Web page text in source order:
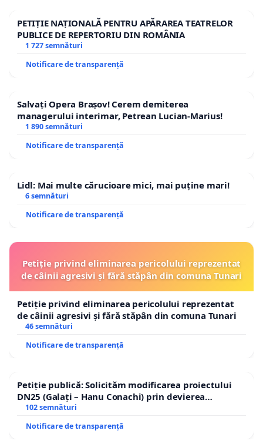
PETIȚIE NAȚIONALĂ PENTRU APĂRAREA TEATRELOR
PUBLICE DE REPERTORIU DIN ROMÂNIA
1 727 semnături
Notificare de transparență
Salvați Opera Brașov! Cerem demiterea
managerului interimar, Petrean Lucian-Marius!
1 890 semnături
Notificare de transparență
Lidl: Mai multe cărucioare mici, mai puține mari!
6 semnături
Notificare de transparență
Petiție privind eliminarea pericolului reprezentat
de câinii agresivi și fără stăpân din comuna Tunari
Petiție privind eliminarea pericolului reprezentat
de câinii agresivi și fără stăpân din comuna Tunari
46 semnături
Notificare de transparență
Petiție publică: Solicităm modificarea proiectului
DN25 (Galați – Hanu Conachi) prin devierea
traseului în afara localităților!
102 semnături
Notificare de transparență